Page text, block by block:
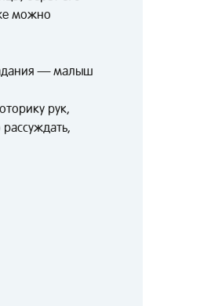
можно
— малыш
рук,